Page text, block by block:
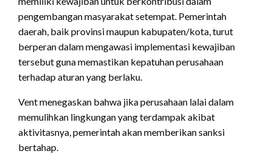
pengembangan masyarakat setempat. Pemerintah
daerah, baik provinsi maupun kabupaten/kota, turut
berperan dalam mengawasi implementasi kewajiban
tersebut guna memastikan kepatuhan perusahaan
terhadap aturan yang berlaku.
Vent menegaskan bahwa jika perusahaan lalai dalam
memulihkan lingkungan yang terdampak akibat
aktivitasnya, pemerintah akan memberikan sanksi
bertahap.